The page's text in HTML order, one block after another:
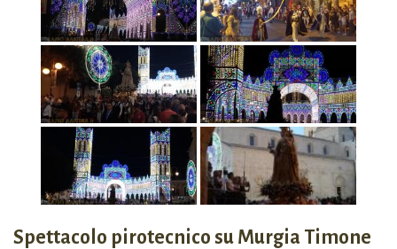
Spettacolo pirotecnico su Murgia Timone